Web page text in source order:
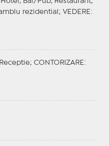
rezidential; VEDERE :
CONTORIZARE :